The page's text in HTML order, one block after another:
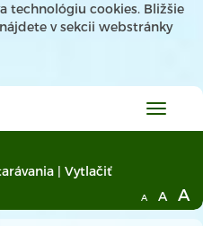
technológiu cookies. Bližšie
v sekcii webstránky
Hlavné
menu
| Vytlačiť
A A A